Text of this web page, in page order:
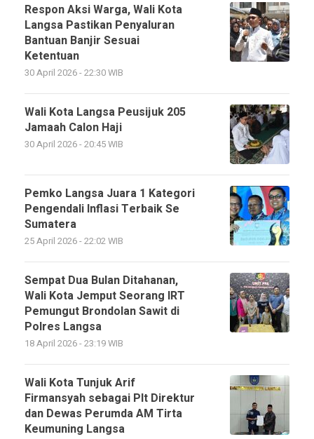
Respon Aksi Warga, Wali Kota
Langsa Pastikan Penyaluran
Bantuan Banjir Sesuai
Ketentuan
30 April 2026 - 22:30 WIB
Wali Kota Langsa Peusijuk 205
Jamaah Calon Haji
30 April 2026 - 20:45 WIB
Pemko Langsa Juara 1 Kategori
Pengendali Inflasi Terbaik Se
Sumatera
25 April 2026 - 22:02 WIB
Sempat Dua Bulan Ditahanan,
Wali Kota Jemput Seorang IRT
Pemungut Brondolan Sawit di
Polres Langsa
18 April 2026 - 23:19 WIB
Wali Kota Tunjuk Arif
Firmansyah sebagai Plt Direktur
dan Dewas Perumda AM Tirta
Keumuning Langsa